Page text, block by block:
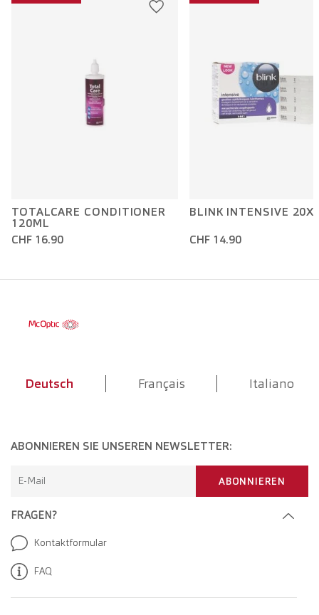
TOTALCARE CONDITIONER
120ML
CHF 16.90
BLINK INTENSIVE
CHF 14.90
Deutsch Français Italiano
FRAGEN?
Kontaktformular
FAQ
ABONNIEREN SIE UNSEREN NEWSLETTER:
E-Mail ABONNIEREN